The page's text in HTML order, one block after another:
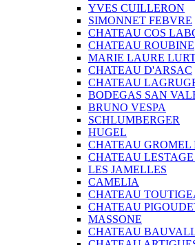
YVES CUILLERON
SIMONNET FEBVRE
CHATEAU COS
CHATEAU ROUBINE
MARIE LAURE
CHATEAU D'ARSAC
CHATEAU
BODEGAS SAN
BRUNO VESPA
SCHLUMBERGER
HUGEL
CHATEAU GROMEL
CHATEAU
LES JAMELLES
CAMELIA
CHATEAU
CHATEAU
MASSONE
CHATEAU